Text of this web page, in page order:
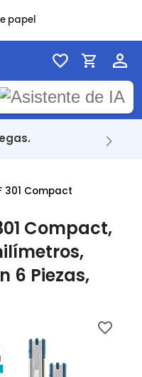
papel
de 24 Hrs.
301 Compact
Compact,
6 Piezas,